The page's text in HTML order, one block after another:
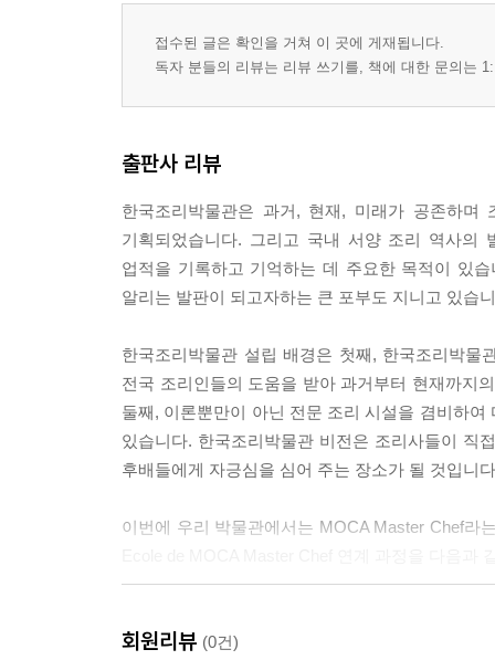
접수된 글은 확인을 거쳐 이 곳에 게재됩니다.
독자 분들의 리뷰는 리뷰 쓰기를, 책에 대한 문의는
출판사 리뷰
한국조리박물관은 과거, 현재, 미래가 공존하
기획되었습니다. 그리고 국내 서양 조리 역사의
업적을 기록하고 기억하는 데 주요한 목적이 있
알리는 발판이 되고자하는 큰 포부도 지니고 있습
한국조리박물관 설립 배경은 첫째, 한국조리박
전국 조리인들의 도움을 받아 과거부터 현재까지
둘째, 이론뿐만이 아닌 전문 조리 시설을 겸비하
있습니다. 한국조리박물관 비전은 조리사들이 직
후배들에게 자긍심을 심어 주는 장소가 될 것입니
이번에 우리 박물관에서는 MOCA Master Chef라
- 조리사 직무 역할 및 주방 기본 업무에 대하여 알
회원리뷰 (0건)